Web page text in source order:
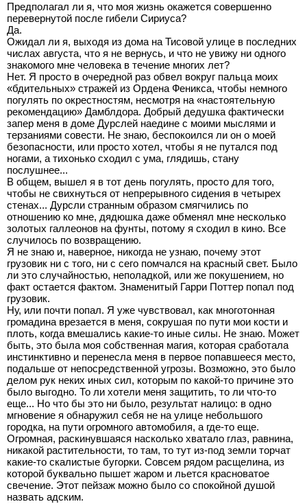
Предполагал ли я, что моя жизнь окажется совершенно
перевернутой после гибели Сириуса?
Да.
Ожидал ли я, выходя из дома на Тисовой улице в последних
числах августа, что я не вернусь, и что не увижу ни одного
знакомого мне человека в течение многих лет?
Нет. Я просто в очередной раз обвел вокруг пальца моих
«бдительных» стражей из Ордена Феникса, чтобы немного
погулять по окрестностям, несмотря на «настоятельную
рекомендацию» Дамблдора. Добрый дедушка фактически
запер меня в доме Дурслей наедине с моими мыслями и
терзаниями совести. Не знаю, беспокоился ли он о моей
безопасности, или просто хотел, чтобы я не путался под
ногами, а тихонько сходил с ума, глядишь, стану
послушнее...
В общем, вышел я в тот день погулять, просто для того,
чтобы не свихнуться от непрерывного сидения в четырех
стенах... Дурсли странным образом смягчились по
отношению ко мне, дядюшка даже обменял мне несколько
золотых галлеонов на фунты, потому я сходил в кино. Все
случилось по возвращению.
Я не знаю и, наверное, никогда не узнаю, почему этот
грузовик ни с того, ни с сего помчался на красный свет. Было
ли это случайностью, неполадкой, или же покушением, но
факт остается фактом. Знаменитый Гарри Поттер попал под
грузовик.
Ну, или почти попал. Я уже чувствовал, как многотонная
громадина врезается в меня, сокрушая по пути мои кости и
плоть, когда вмешались какие-то иные силы. Не знаю. Может
быть, это была моя собственная магия, которая сработала
инстинктивно и перенесла меня в первое попавшееся место,
подальше от непосредственной угрозы. Возможно, это было
делом рук неких иных сил, которым по какой-то причине это
было выгодно. То ли хотели меня защитить, то ли что-то
еще... Но что бы это ни было, результат налицо: в одно
мгновение я обнаружил себя не на улице небольшого
городка, на пути огромного автомобиля, а где-то еще.
Огромная, раскинувшаяся насколько хватало глаз, равнина,
никакой растительности, то там, то тут из-под земли торчат
какие-то скалистые бугорки. Совсем рядом расщелина, из
которой буквально пышет жаром и льется красноватое
свечение. Этот пейзаж можно было со спокойной душой
назвать адским.